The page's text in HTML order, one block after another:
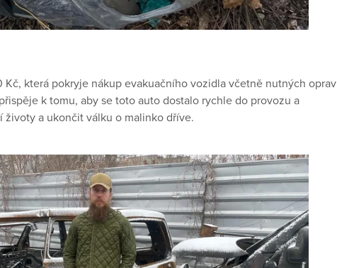
Kč, která pokryje nákup evakuačního vozidla včetně nutných oprav
k tomu, aby se toto auto dostalo rychle do provozu a
životy a ukončit válku o malinko dříve.